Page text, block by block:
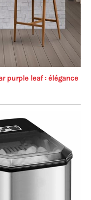
purple leaf : élégance